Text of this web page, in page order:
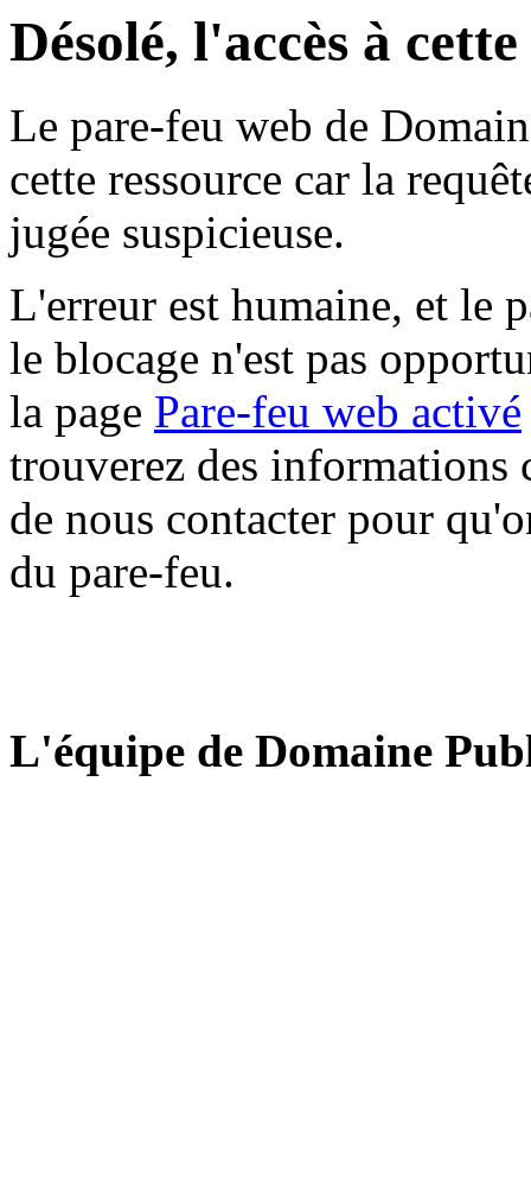
Désolé, l'accès à
Le pare-feu web de
cette ressource car la
jugée suspicieuse.
L'erreur est humaine, et le
le blocage n'est pas
la page Pare-feu web activé
trouverez des informations
de nous contacter pour
du pare-feu.
L'équipe de Domaine